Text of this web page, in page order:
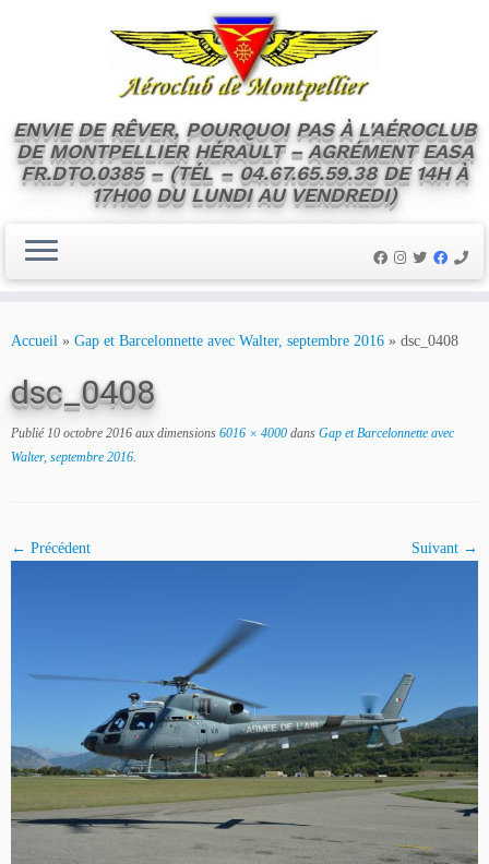
ENVIE DE RÊVER, POURQUOI PAS À L'AÉROCLUB
DE MONTPELLIER HÉRAULT – AGRÉMENT EASA
FR.DTO.0385 – (TÉL – 04.67.65.59.38 DE 14H À
17H00 DU LUNDI AU VENDREDI)
Accueil » Gap et Barcelonnette avec Walter, septembre 2016 » dsc_0408
dsc_0408
Publié 10 octobre 2016 aux dimensions 6016 × 4000 dans Gap et Barcelonnette avec
Walter, septembre 2016.
← Précédent Suivant →